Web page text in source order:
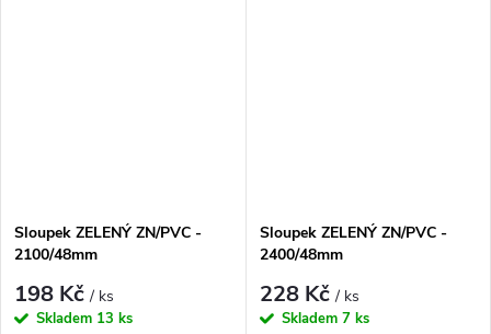
Sloupek ZELENÝ ZN/PVC -
2100/48mm
198 Kč/ ks
Skladem 13 ks
Sloupek ZELENÝ ZN/PVC -
2400/48mm
228 Kč/ ks
Skladem 7 ks